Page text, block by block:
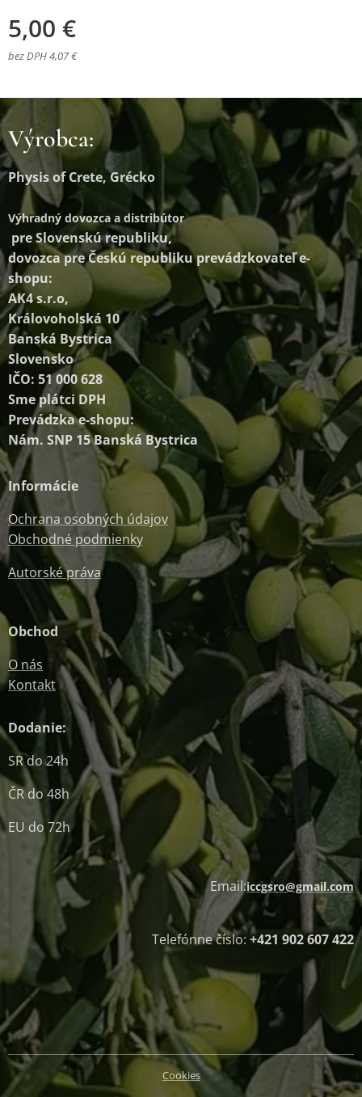
5,00 €
bez DPH 4,07 €
Výrobca:
Physis of Crete, Grécko
Výhradný dovozca a distribútor
pre Slovenskú republiku,
dovozca pre Českú republiku prevádzkovateľ e-
shopu:
AK4 s.r.o,
Královoholská 10
Banská Bystrica
Slovensko
IČO: 51 000 628
Sme plátci DPH
Prevádzka e-shopu:
Nám. SNP 15 Banská Bystrica
Informácie
Ochrana osobných údajov
Obchodné podmienky
Autorské práva
Obchod
O nás
Kontakt
Dodanie:
SR do 24h
ČR do 48h
EU do 72h
Email:iccgsro@gmail.com
Telefónne číslo: +421 902 607 422
Cookies